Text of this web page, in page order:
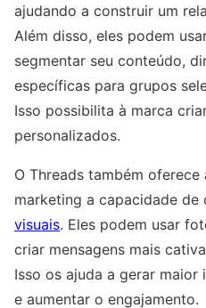
ajudando a construir um
Além disso, eles podem
segmentar seu conteúdo,
específicas para grupos
Isso possibilita à marca
personalizados.
O Threads também
marketing a capacidade de
visuais. Eles podem usar
criar mensagens mais
Isso os ajuda a gerar maior
e aumentar o engajamento.